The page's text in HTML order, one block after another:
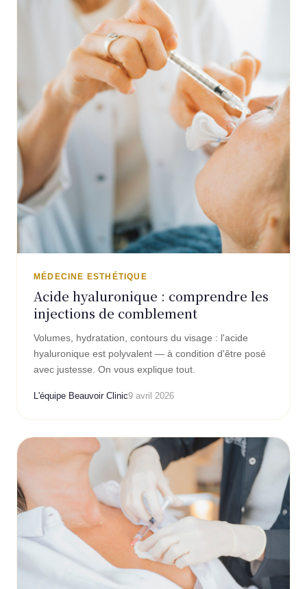
MÉDECINE ESTHÉTIQUE
Acide hyaluronique : comprendre les
injections de comblement
Volumes, hydratation, contours du visage : l'acide
hyaluronique est polyvalent — à condition d'être posé
avec justesse. On vous explique tout.
L'équipe Beauvoir Clinic9 avril 2026